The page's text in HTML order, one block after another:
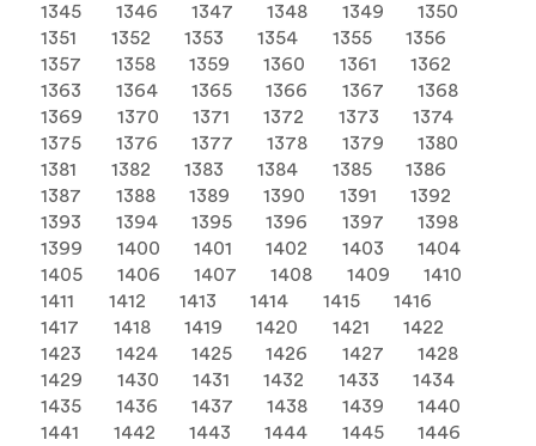
1345 1346 1347 1348 1349
1350
1351
1352 1353 1354 1355
1356
1357
1358 1359 1360 1361
1362
1363
1364 1365 1366 1367
1368
1369
1370 1371 1372 1373
1374
1375
1376 1377 1378 1379
1380
1381
1382 1383 1384 1385
1386
1387
1388 1389 1390 1391
1392
1393
1394 1395 1396 1397
1398
1399
1400 1401 1402 1403
1404
1405
1406 1407 1408 1409
1410
1411
1412 1413 1414 1415
1416
1417
1418 1419 1420 1421
1422
1423
1424 1425 1426 1427
1428
1429
1430 1431 1432 1433
1434
1435
1436 1437 1438 1439
1440
1441
1442 1443 1444 1445
1446